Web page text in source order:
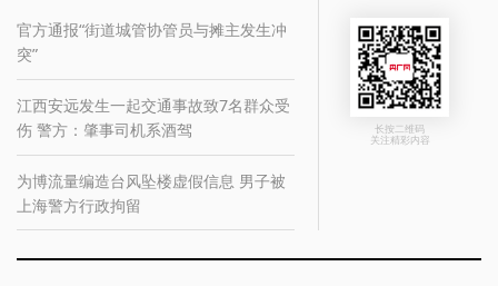
官方通报“街道城管协管员与摊主发生冲
突”
江西安远发生一起交通事故致7名群众受
伤 警方：肇事司机系酒驾
为博流量编造台风坠楼虚假信息 男子被
上海警方行政拘留
长按二维码
关注精彩内容